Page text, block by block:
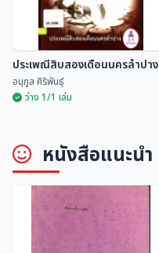
ประเพณีสิบสองเดือนนครลำปาง
ประเพณีสิบสองเดือนนครลำปาง
อนุกูล ศิริพันธุ์
ว่าง 1/1 เล่ม
หนังสือแนะนำ